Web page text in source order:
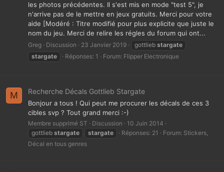
les photos précédentes. Il s'est mis en mode "test 5", je
n'arrive pas de le mettre en jeux gratuits. Merci pour votre
aide [Modéré : Titre modifié pour plus explicite que juste le
nom du jeu. Merci de relire les régles du forum qui ont...
Greg Discussion 23 Janvier 2019 gottlieb stargate
stargate
Réponses: 1 Forum: Flipper Electronique
M Recherche Décals Gottlieb Stargate
Bonjour a tous ! Qui peut me procurer les décals de ces 3
cibles svp ? Tout grand merci :-)
Membre supprimé ST Discussion
10 Juin 2014
gottlieb stargate stargate Réponses: 21 Forum: Stickers,
Décal en tous genres